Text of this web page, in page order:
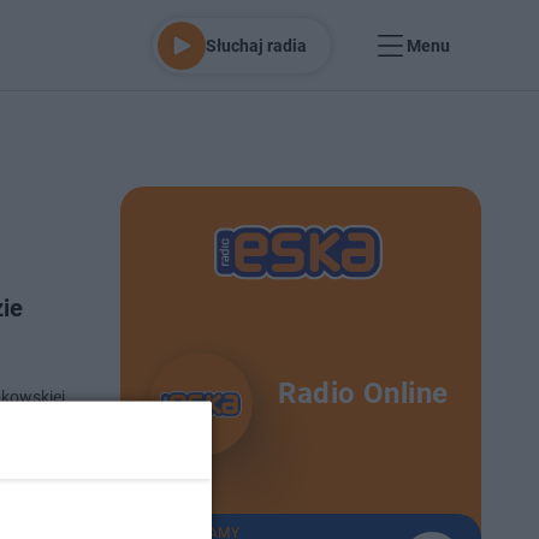
Słuchaj radia Menu
Radio Online
TERAZ GRAMY